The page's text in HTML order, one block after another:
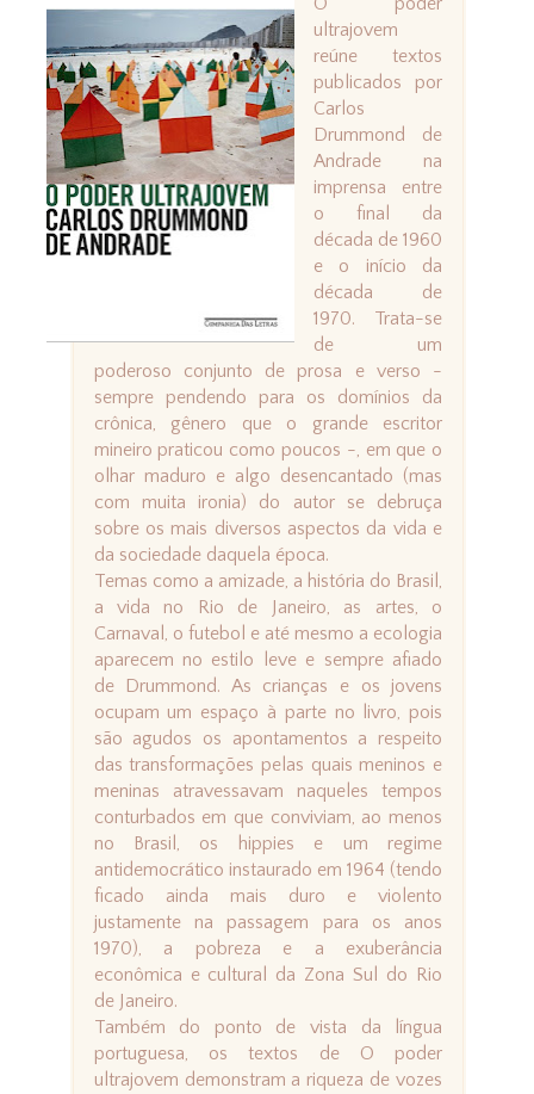
ultrajovem
reúne textos
publicados por
Carlos
Drummond de
Andrade na
imprensa entre
o final da
década de 1960
e o início da
década de
1970. Trata-se
de um
poderoso conjunto de prosa e verso -
sempre pendendo para os domínios da
crônica, gênero que o grande escritor
mineiro praticou como poucos -, em que o
olhar maduro e algo desencantado (mas
com muita ironia) do autor se debruça
sobre os mais diversos aspectos da vida e
da sociedade daquela época.
Temas como a amizade, a história do Brasil,
a vida no Rio de Janeiro, as artes, o
Carnaval, o futebol e até mesmo a ecologia
aparecem no estilo leve e sempre afiado
de Drummond. As crianças e os jovens
ocupam um espaço à parte no livro, pois
são agudos os apontamentos a respeito
das transformações pelas quais meninos e
meninas atravessavam naqueles tempos
conturbados em que conviviam, ao menos
no Brasil, os hippies e um regime
antidemocrático instaurado em 1964 (tendo
ficado ainda mais duro e violento
justamente na passagem para os anos
1970), a pobreza e a exuberância
econômica e cultural da Zona Sul do Rio
de Janeiro.
Também do ponto de vista da língua
portuguesa, os textos de O poder
ultrajovem demonstram a riqueza de vozes